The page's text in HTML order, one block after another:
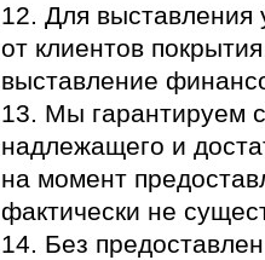
12. Для выставления
от клиентов
выставление
13. Мы гарантируем
надлежащего и
на момент
фактически не
14. Без